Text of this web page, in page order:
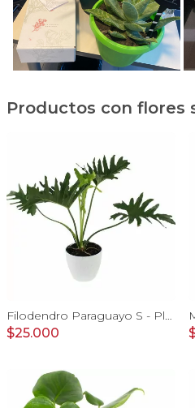
Productos con flores
Filodendro Paraguayo S - Planta de interior en macetero
$25.000